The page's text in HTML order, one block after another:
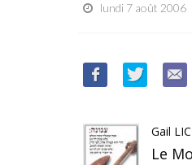
lundi 7 août 2006
Gail
Le